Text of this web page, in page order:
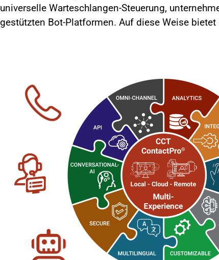
universelle Warteschlangen-Steuerung,
gestützten Bot-Platformen. Auf diese Weise